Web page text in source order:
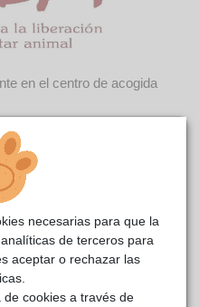
en el centro de acogida
Florinda y Ekaterina) se
dueña iba a marchar
Pero un señor se
y luego dio el aviso al
tenemos contrato de
Dorina llegó estaba muy
necesarias para que la
de terceros para
aceptar o rechazar las
cookies a través de